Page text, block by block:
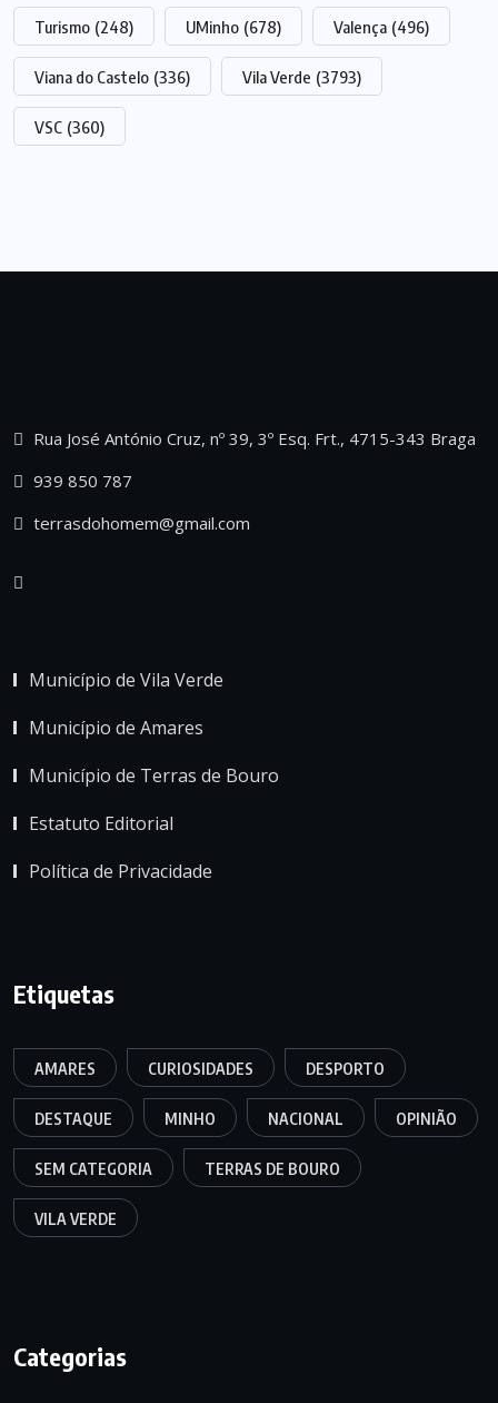
Turismo (248) UMinho (678) Valença (496)
Viana do Castelo (336) Vila Verde (3793)
VSC (360)
Rua José António Cruz, nº 39, 3º Esq. Frt., 4715-343 Braga
939 850 787
terrasdohomem@gmail.com
Município de Vila Verde
Município de Amares
Município de Terras de Bouro
Estatuto Editorial
Política de Privacidade
Etiquetas
AMARES CURIOSIDADES DESPORTO
DESTAQUE MINHO NACIONAL OPINIÃO
SEM CATEGORIA TERRAS DE BOURO
VILA VERDE
Categorias